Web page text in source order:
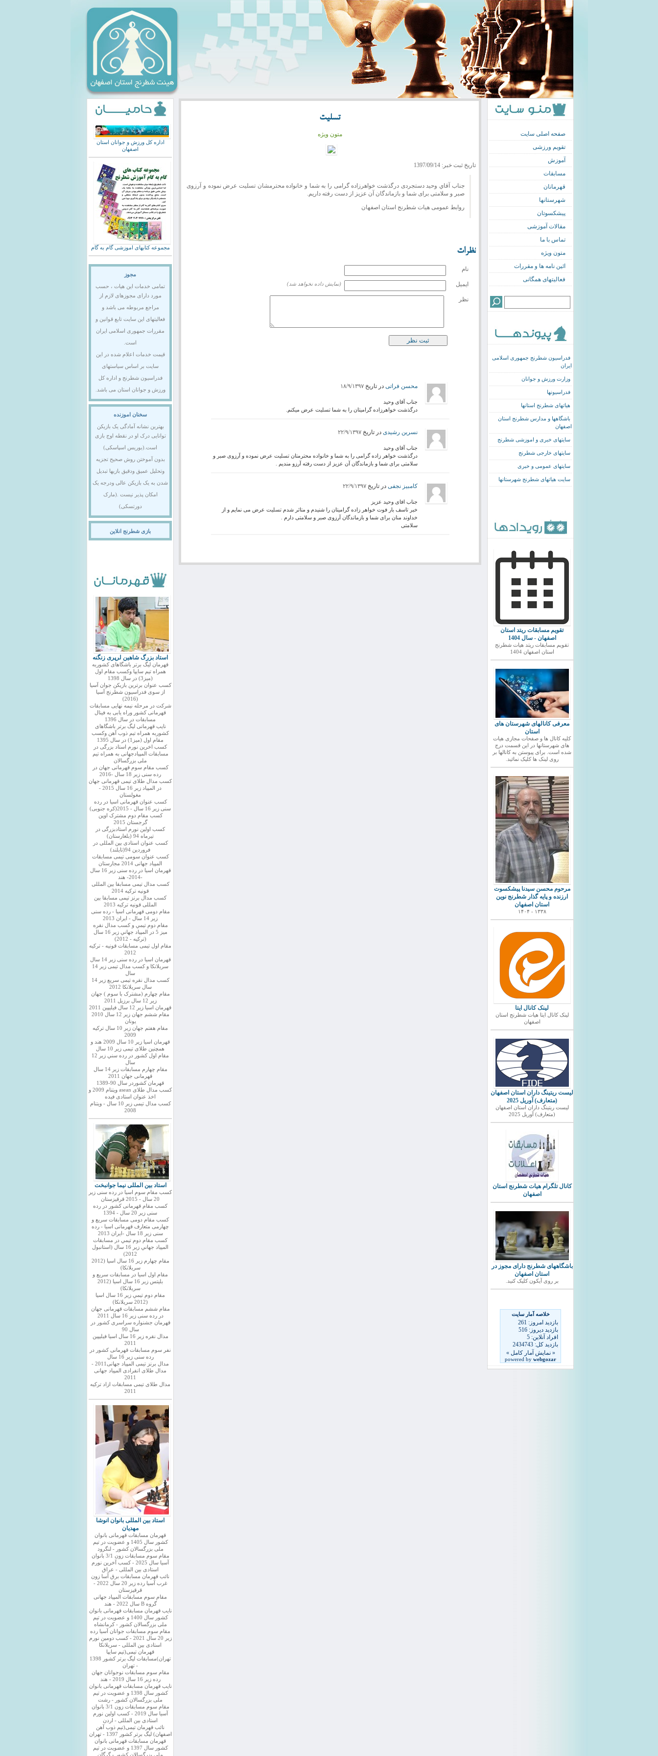
صفحه اصلی سایت
تقویم ورزشی
آموزش
مسابقات
قهرمانان
شهرستانها
پیشکسوتان
مقالات آموزشی
تماس با ما
متون ویژه
ائین نامه ها و مقررات
فعالیتهای همگانی
فدراسیون شطرنج جمهوری اسلامی
ایران
وزارت ورزش و جوانان
فدراسیونها
هیاتهای شطرنج استانها
باشگاهها و مدارس شطرنج استان
اصفهان
سایتهای خبری و اموزشی شطرنج
سایتهای خارجی شطرنج
سایتهای عمومی و خبری
سایت هیاتهای شطرنج شهرستانها
تقویم مسابقات ریتد استان
اصفهان - سال 1404
تقویم مسابقات ریتد هیات شطرنج
استان اصفهان 1404
معرفی کانالهای شهرستان های
استان
کلیه کانال ها و صفحات مجازی هیات
های شهرستانها در این قسمت درج
شده است. برای پیوستن به کانالها بر
روی لینک ها کلیک نمائید.
مرحوم محسن سیدنا پیشکسوت
ارزنده و پایه گذار شطرنج نوین
استان اصفهان
۱۳۳۸ - ۱۴۰۴
لینک کانال ایتا
لینک کانال ایتا هیات شطرنج استان
اصفهان
ليست ريتينگ داران استان اصفهان
(متعارف) آوریل 2025
ليست ريتينگ داران استان اصفهان
(متعارف) آوریل 2025
کانال تلگرام هیات شطرنج استان
اصفهان
باشگاههای شطرنج دارای مجوز در
استان اصفهان
بر روی آیکون کلیک کنید.
تسلیت
متون ویژه
تاریخ ثبت خبر: 1397/09/14
جناب آقاي وحید دستجردیدرگذشت خواهرزاده گرامی را به شما و خانواده محترمشان تسلیت عرض نموده و آرزوی
صبر و سلامتی برای شما و بازماندگان آن عزیز از دست رفته داريم
روابط عمومی هیات شطرنج استان اصفهان
نظرات
نام
ایمیل (نمایش داده نخواهد شد)
نظر
محسن فراتی در تاریخ۱۸/۹/۱۳۹۷
جناب آقای وحید
درگذشت خواهرزاده گرامیتان را به شما تسلیت عرض میکنم.
نسرین رشیدی در تاریخ۲۲/۹/۱۳۹۷
جناب آقای وحید
درگذشت خواهر زاده گرامی را به شما و خانواده محترمتان تسلیت عرض نموده و آرزوی صبر و
سلامتی برای شما و بازماندگان آن عزیز از دست رفته آرزو مندیم .
کامبیز نجفی در تاریخ۲۲/۹/۱۳۹۷
جناب افای وحید عزیز
خبر تاسف بار فوت خواهر زاده گرامیتان را شنیدم و متاثر شدم تسلیت عرض می نمایم و از
خداوند منان برای شما و بازماندگان آرزوی صبر و سلامتی دارم .
سلامتی
اداره کل ورزش و جوانان استان
اصفهان
مجموعه کتابهای اموزشی گام به گام
مجوز
تمامی خدمات این هیات ، حسب
مورد دارای مجوزهای لازم از
مراجع مربوطه می باشد و
فعالیتهای این سایت تابع قوانین و
مقررات جمهوری اسلامی ایران
است.
قیمت خدمات اعلام شده در این
سایت بر اساس سیاستهای
فدراسیون شطرنج و اداره کل
ورزش و جوانان استان می باشد.
سخنان اموزنده
بهترین نشانه آمادگی یک بازیکن
توانایی درک او در نقطه اوج بازی
است.(بوریس اسپاسکی)
بدون آموختن روش صحیح تجزیه
وتحلیل عمیق ودقیق بازیها تبدیل
شدن به یک بازیکن عالی ودرجه یک
امکان پذیر نیست .(مارک
دورتسکی)
بازی شطرنج انلاین
استاد بزرگ شاهین لرپری زنگنه
قهرمان لیگ برتر باشگاهای کشوربه
همراه تیم سایپا وکسب مقام اول
(میز3) در سال 1398
کسب عنوان برترین بازیکن جوان آسیا
از سوی فدراسیون شطرنج آسیا
(2016)
شرکت در مرحله نیمه نهایی مسابقات
قهرمانی کشور وراه یابی به فینال
مسابقات در سال 1396
نایب قهرمانی لیگ برتر باشگاهای
کشوربه همراه تیم ذوب آهن وکسب
مقام اول (میز1) در سال 1395
کسب اخرین نورم استاد بزرگی در
مسابقات المپیادجهانی به همراه تیم
ملی بزرگسالان
کسب مقام سوم قهرمانی جهان در
رده سنی زیر 18 سال -2016
کسب مدال طلای تیمی قهرمانی جهان
در المپیاد زیر 16 سال 2015 -
مغولستان
کسب عنوان قهرمانی اسیا در رده
سنی زیر 16 سال - 2015(کره جنوبی)
کسب مقام دوم مشترک اوپن
گرجستان 2015
کسب اولین نورم استادبزرگی در
تیرماه 94 (بلغارستان)
کسب عنوان استادی بین المللی در
فروردین 94(تایلند)
کسب عنوان سومی تیمی مسابقات
المپیاد جهانی 2014 مجارستان
قهرمان اسیا در رده سنی زیر 16 سال
-2014- هند
کسب مدال تیمی مسابقا بین المللی
قونیه ترکیه 2014
کسب مدال برنز تیمی مسابقا بین
المللی قونیه ترکیه 2013
مقام دومی قهرمانی اسیا - رده سنی
زیر 14 سال - ایران 2013
مقام دوم تيمي و كسب مدال نقره
ميز 5 در المپياد جهاني زير 16 سال
(تركيه - 2012)
مقام اول تیمی مسابقات قونیه - ترکیه
2012
قهرمان اسیا در رده سنی زیر 14 سال
سريلانكا و کسب مدال تیمی زیر 14
سال
کسب مدال نقره تیمی سریع زیر 14
سال سریلانکا 2012
مقام چهارم (مشترک با سوم ) جهان
زیر 12 سال برزیل 2011
قهرمان اسيا زير 12 سال فیلیپین 2011
مقام ششم جهان زیر 12 سال 2010
یونان
مقام هفتم جهان زیر 10 سال ترکیه
2009
قهرمان اسيا زیر 10 سال 2009 هند و
همچنین طلای تیمی زیر 10 سال
مقام اول كشور در رده سني زير 12
سال
مقام چهارم مسابقات زیر 14 سال
قهرمانی جهان 2011
قهرمان کشوردر سال 90-1389
کسب مدال طلای asean ویتنام 2009 و
اخذ عنوان استادی فیده
کسب مدال تیمی زیر 10 سال - ویتنام
2008
استاد بین المللی نیما جوانبخت
کسب مقام سوم اسیا در رده سنی زیر
20 سال - 2015 قرقیزستان
کسب مقام قهرمانی کشور در رده
سنی زیر 20 سال - 1394
کسب مقام دومی مسابقات سریع و
چهارمی متعارف قهرمانی اسیا - رده
سنی زیر 18 سال -ایران 2013
كسب مقام دوم تيمي در مسابقات
المپياد جهاني زير 16 سال (استانبول
2012)
مقام چهارم زير 16 سال اسيا (2012
سريلانكا)
مقام اول اسيا در مسابقات سريع و
بليتس زير 16 سال اسيا (2012
سريلانكا)
مقام دوم تيمي زير 16 سال اسيا
(2012 سريلانكا)
مقام ششم مسابقات قهرمانی جهان
در رده سنی زیر 16 سال 2011
قهرمان جشنواره سراسری کشور در
سال 90
مدال نقره زیر 16 سال اسیا فیلیپین
2011
نفر سوم مسابقات قهرمانی کشور در
رده سنی زیر 16 سال
مدال برنز تیمی المپیاد جهانی2011 -
مدال طلای انفرادی المپیاد جهانی
2011
مدال طلای تیمی مسابقات ازاد ترکیه
2011
استاد بین المللی بانوان انوشا
مهدیان
قهرمان مسابقات قهرمانی بانوان
کشور سال 1405 و عضویت در تیم
ملی بزرگسالان کشور - لنگرود
مقام سوم مسابقات زون 3/1 بانوان
آسیا سال 2025 - کسب آخرین نورم
استادی بین المللی - عراق
نائب قهرمان مسابقات برق آسا زون
غرب آسیا رده زیر 20 سال 2022 -
قرقیزستان
مقام سوم مسابقات المپیاد جهانی
گروه B سال 2022 - هند
نایب قهرمان مسابقات قهرمانی بانوان
کشور سال 1400 و عضویت در تیم
ملی بزرگسالان کشور - کرمانشاه
مقام سوم مسابقات جوانان آسیا رده
زیر 20 سال 2021 - کسب دومین نورم
استادی بین المللی - سریلانکا
قهرمان تیمی(تیم سایپا
تهران)مسابقات لیگ برتر کشور 1398
- تهران
مقام سوم مسابقات نوجوانان جهان
رده زیر 16 سال 2019 - هند
نایب قهرمان مسابقات قهرمانی بانوان
کشور سال 1398 و عضویت در تیم
ملی بزرگسالان کشور - رشت
مقام سوم مسابقات زون 3/1 بانوان
آسیا سال 2019 - کسب اولین نورم
استادی بین المللی - اردن
نائب قهرمان تیمی(تیم ذوب آهن
اصفهان) لیگ برتر کشور 1397 - تهران
قهرمان مسابقات قهرمانی بانوان
کشور سال 1397 و عضویت در تیم
ملی بزرگسالان کشور - گرگان